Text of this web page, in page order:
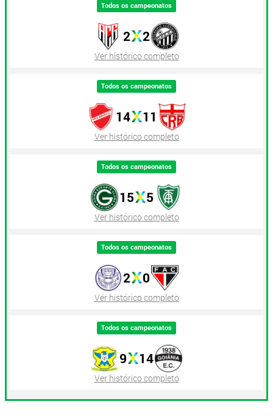
Todos os campeonatos
2 2
Ver histórico completo
Todos os campeonatos
14 11
Ver histórico completo
Todos os campeonatos
15 5
Ver histórico completo
Todos os campeonatos
2 0
Ver histórico completo
Todos os campeonatos
9 14
Ver histórico completo